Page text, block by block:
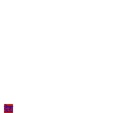
देश